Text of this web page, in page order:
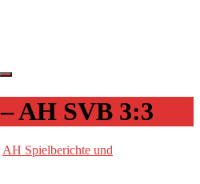
AH SVB 3:3
AH Spielberichte und